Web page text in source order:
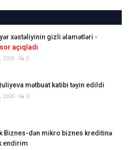
xəstəliyinin gizli əlamətləri -
açıqladı
2026 0
mətbuat katibi təyin edildi
2026 0
Biznes-dən mikro biznes kreditinə
endirim